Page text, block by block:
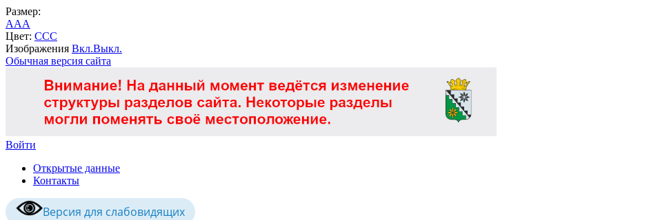
Размер:
AAA
Цвет: CCC
Изображения Вкл.Выкл.
Обычная версия сайта
Войти
Открытые данные
Контакты
Версия для слабовидящих